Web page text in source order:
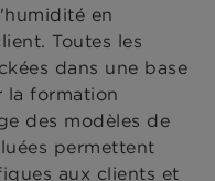
en
Toutes les
dans une base
la formation
des modèles de
permettent
aux clients et